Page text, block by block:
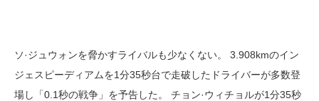
ソ·ジュウォンを脅かすライバルも少なくない。 3.908kmのイン
ジェスピーディアムを1分35秒台で走破したドライバーが多数登
場し「0.1秒の戦争」を予告した。 チョン·ウィチョルが1分35秒